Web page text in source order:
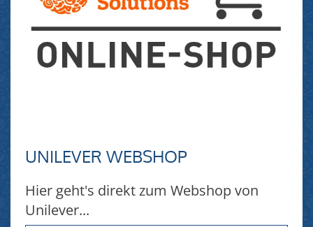
UNILEVER WEBSHOP
Hier geht's direkt zum Webshop von
Unilever...